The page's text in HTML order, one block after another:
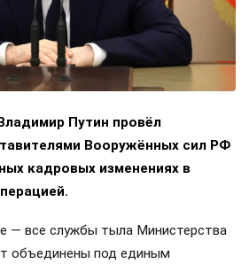
Путин провёл
Вооружённых сил РФ
кадровых изменениях в
— все службы тыла Министерства
объединены под единым